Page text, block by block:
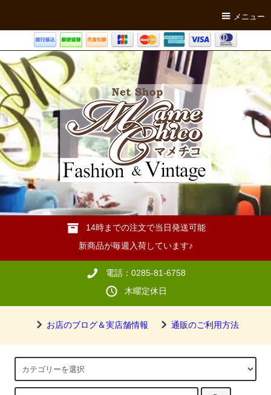
メニュー
14時までの注文で当日発送可能
新商品が毎週入荷しています♪
電話：0285-81-6758
木曜定休日
お店のブログ＆実店舗情報 通販のご利用方法